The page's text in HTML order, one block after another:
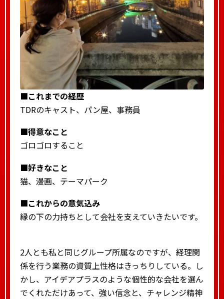
■これまでの経歴
TDRのキャスト、パン屋、事務員
■得意なこと
ゴロゴロすること
■好きなこと
猫、漫画、テーマパーク
■これからの意気込み
縁の下の力持ちとして会社を支えていきたいです。
2人とも私と同じグループ所属なのですが、経理関
係を行う業務の資質上性格はきっちりしている。し
かし、アイデアプラスのような個性的な会社を選ん
でくれただけあって、強い信念と、チャレンジ精神